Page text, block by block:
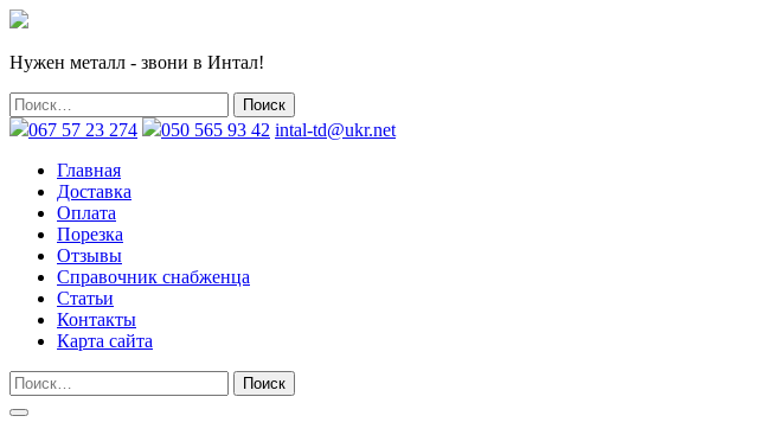
Нужен металл - звони в Интал!
067 57 23 274 050 565 93 42 intal-td@ukr.net
Главная
Доставка
Оплата
Порезка
Отзывы
Справочник снабженца
Статьи
Контакты
Карта сайта